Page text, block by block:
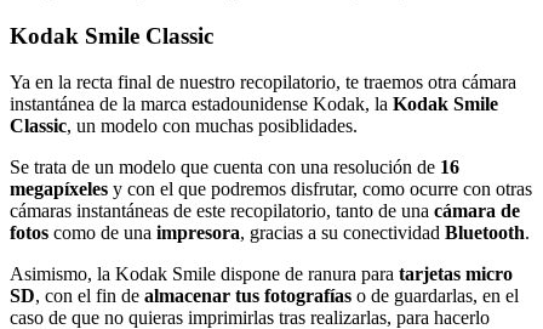
Kodak Smile Classic
Ya en la recta final de nuestro recopilatorio, te traemos otra cámara
instantánea de la marca estadounidense Kodak, la Kodak Smile
Classic, un modelo con muchas posiblidades.
Se trata de un modelo que cuenta con una resolución de 16
megapíxeles y con el que podremos disfrutar, como ocurre con otras
cámaras instantáneas de este recopilatorio, tanto de una cámara de
fotos como de una impresora, gracias a su conectividad Bluetooth.
Asimismo, la Kodak Smile dispone de ranura para tarjetas micro
SD, con el fin de almacenar tus fotografías o de guardarlas, en el
caso de que no quieras imprimirlas tras realizarlas, para hacerlo